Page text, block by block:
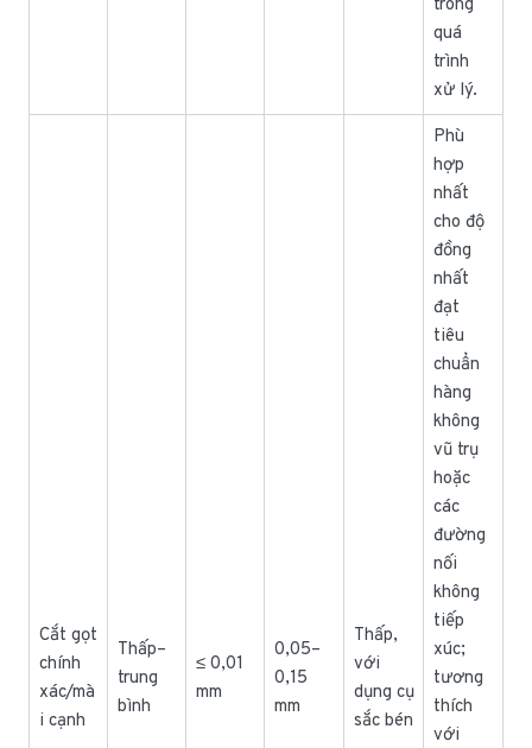
trong
quá
trình
xử lý.
Cắt gọt
chính
xác/mà
i cạnh
Thấp–
trung
bình
≤ 0,01
mm
0,05–
0,15
mm
Thấp,
với
dụng cụ
sắc bén
Phù
hợp
nhất
cho độ
đồng
nhất
đạt
tiêu
chuẩn
hàng
không
vũ trụ
hoặc
các
đường
nối
không
tiếp
xúc;
tương
thích
với